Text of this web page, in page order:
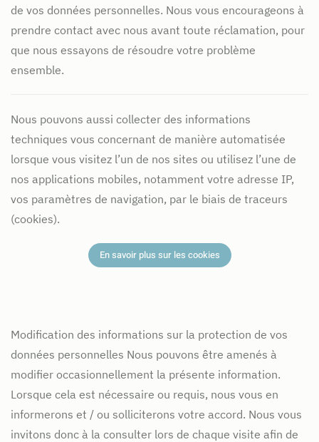
de vos données personnelles. Nous vous encourageons à
prendre contact avec nous avant toute réclamation, pour
que nous essayons de résoudre votre problème
ensemble.
Nous pouvons aussi collecter des informations
techniques vous concernant de manière automatisée
lorsque vous visitez l’un de nos sites ou utilisez l’une de
nos applications mobiles, notamment votre adresse IP,
vos paramètres de navigation, par le biais de traceurs
(cookies).
En savoir plus sur les cookies
Modification des informations sur la protection de vos
données personnelles Nous pouvons être amenés à
modifier occasionnellement la présente information.
Lorsque cela est nécessaire ou requis, nous vous en
informerons et / ou solliciterons votre accord. Nous vous
invitons donc à la consulter lors de chaque visite afin de